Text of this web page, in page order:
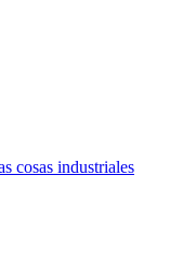
cosas industriales